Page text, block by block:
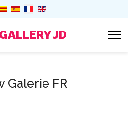
JD
Galerie FR